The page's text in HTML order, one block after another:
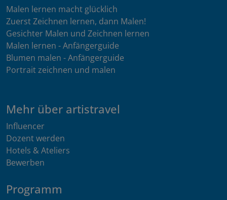
Malen lernen macht glücklich
Zuerst Zeichnen lernen, dann Malen!
Gesichter Malen und Zeichnen lernen
Malen lernen - Anfängerguide
Blumen malen - Anfängerguide
Portrait zeichnen und malen
Mehr über artistravel
Influencer
Dozent werden
Hotels & Ateliers
Bewerben
Programm